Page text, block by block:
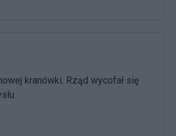
kranówki. Rząd wycofał się